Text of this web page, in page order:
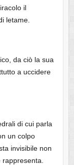
il
letame.
da ciò la sua
a uccidere
di cui parla
un colpo
invisibile non